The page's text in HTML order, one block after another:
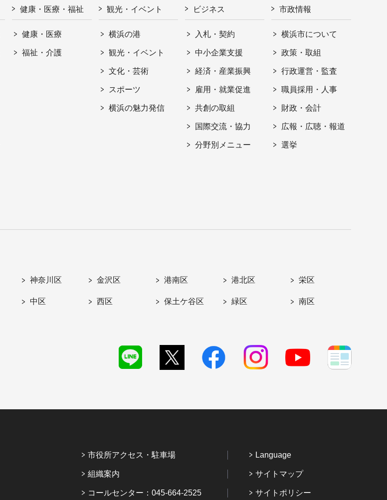
健康・医療・福祉
健康・医療
福祉・介護
観光・イベント
横浜の港
観光・イベント
文化・芸術
スポーツ
横浜の魅力発信
ビジネス
入札・契約
中小企業支援
経済・産業振興
雇用・就業促進
共創の取組
国際交流・協力
分野別メニュー
市政情報
横浜市について
政策・取組
行政運営・監査
職員採用・人事
財政・会計
広報・広聴・報道
選挙
神奈川区 金沢区 港南区 港北区 栄区
中区 西区 保土ケ谷区 緑区 南区
市役所アクセス・駐車場
組織案内
コールセンター：045-664-2525
Language
サイトマップ
サイトポリシー